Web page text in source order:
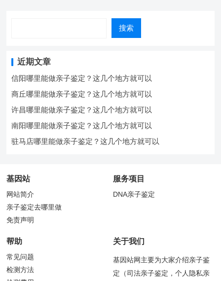
搜索
近期文章
信阳哪里能做亲子鉴定？这几个地方就可以
商丘哪里能做亲子鉴定？这几个地方就可以
许昌哪里能做亲子鉴定？这几个地方就可以
南阳哪里能做亲子鉴定？这几个地方就可以
驻马店哪里能做亲子鉴定？这几个地方就可以
基因站
网站简介
亲子鉴定去哪里做
免责声明
服务项目
DNA亲子鉴定
帮助
常见问题
检测方法
关于我们
基因站网主要为大家介绍亲子鉴
定（司法亲子鉴定，个人隐私亲